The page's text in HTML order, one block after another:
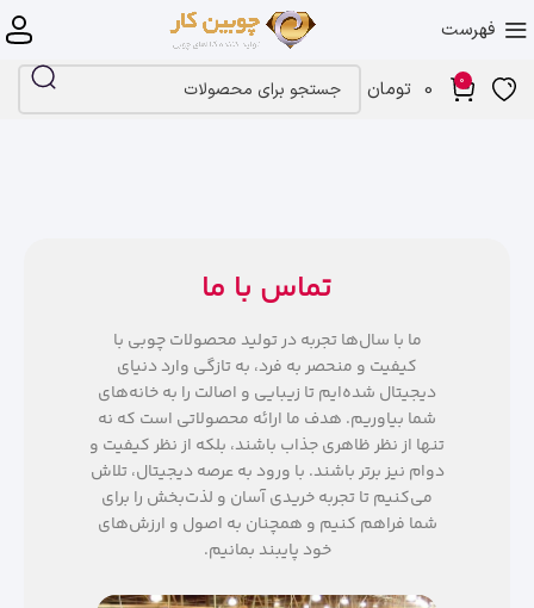
فهرست
0
0 تومان
تماس با ما
ما با سال‌ها تجربه در تولید محصولات چوبی با
کیفیت و منحصر به فرد، به تازگی وارد دنیای
دیجیتال شده‌ایم تا زیبایی و اصالت را به خانه‌های
شما بیاوریم. هدف ما ارائه محصولاتی است که نه
تنها از نظر ظاهری جذاب باشند، بلکه از نظر کیفیت و
دوام نیز برتر باشند. با ورود به عرصه دیجیتال، تلاش
می‌کنیم تا تجربه خریدی آسان و لذت‌بخش را برای
شما فراهم کنیم و همچنان به اصول و ارزش‌های
خود پایبند بمانیم.